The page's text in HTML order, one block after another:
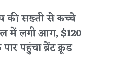
की सख्ती से कच्चे
में लगी आग, $120
पहुंचा ब्रेंट क्रूड